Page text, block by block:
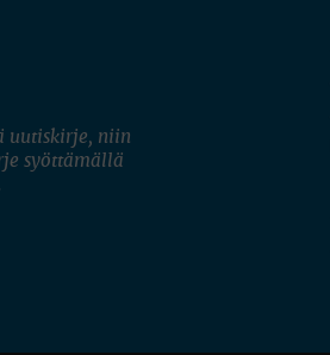
uutiskirje, niin
syöttämällä